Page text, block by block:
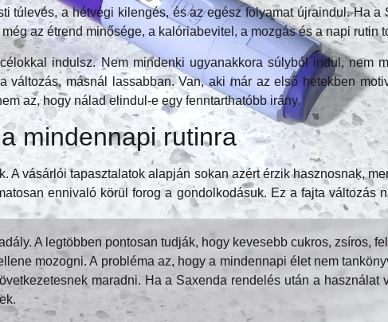
túlevés, a hétvégi kilengés, és az egész folyamat újraindul. Ha
az étrend minősége, a kalóriabevitel, a mozgás és a napi rutin
indulsz. Nem mindenki ugyanakkora súlyból indul, nem
változás, másnál lassabban. Van, aki már az első hetekben
az, hogy nálad elindul-e egy fenntarthatóbb irány.
mindennapi rutinra
vásárlói tapasztalatok alapján sokan azért érzik hasznosnak,
ennivaló körül forog a gondolkodásuk. Ez a fajta változás
A legtöbben pontosan tudják, hogy kevesebb cukros, zsíros,
mozogni. A probléma az, hogy a mindennapi élet nem
maradni. Ha a Saxenda rendelés után a használat